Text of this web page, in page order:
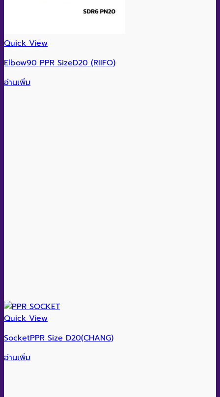
Quick View
Elbow90 PPR SizeD20 (RIIFO)
อ่านเพิ่ม
Quick View
SocketPPR Size D20(CHANG)
อ่านเพิ่ม